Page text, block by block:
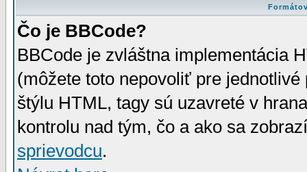
Čo je BBCode?
BBCode je zvláštna implementácia
(môžete toto nepovoliť pre
štýlu HTML, tagy sú uzavreté v
kontrolu nad tým, čo a ako sa
sprievodcu.